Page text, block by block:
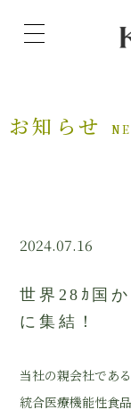
お知らせ
2024.07.16
世界28ｶ国
に集結！
当社の親会社であ
統合医療機能性食